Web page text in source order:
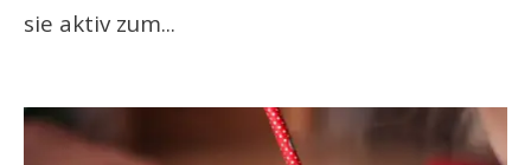
sie aktiv zum...